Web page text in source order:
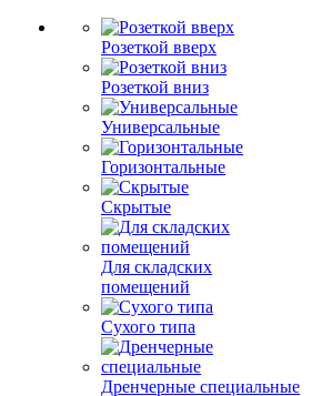
Розеткой вверх
Розеткой вниз
Универсальные
Горизонтальные
Скрытые
Для складских
помещений
Сухого типа
Дренчерные специальные